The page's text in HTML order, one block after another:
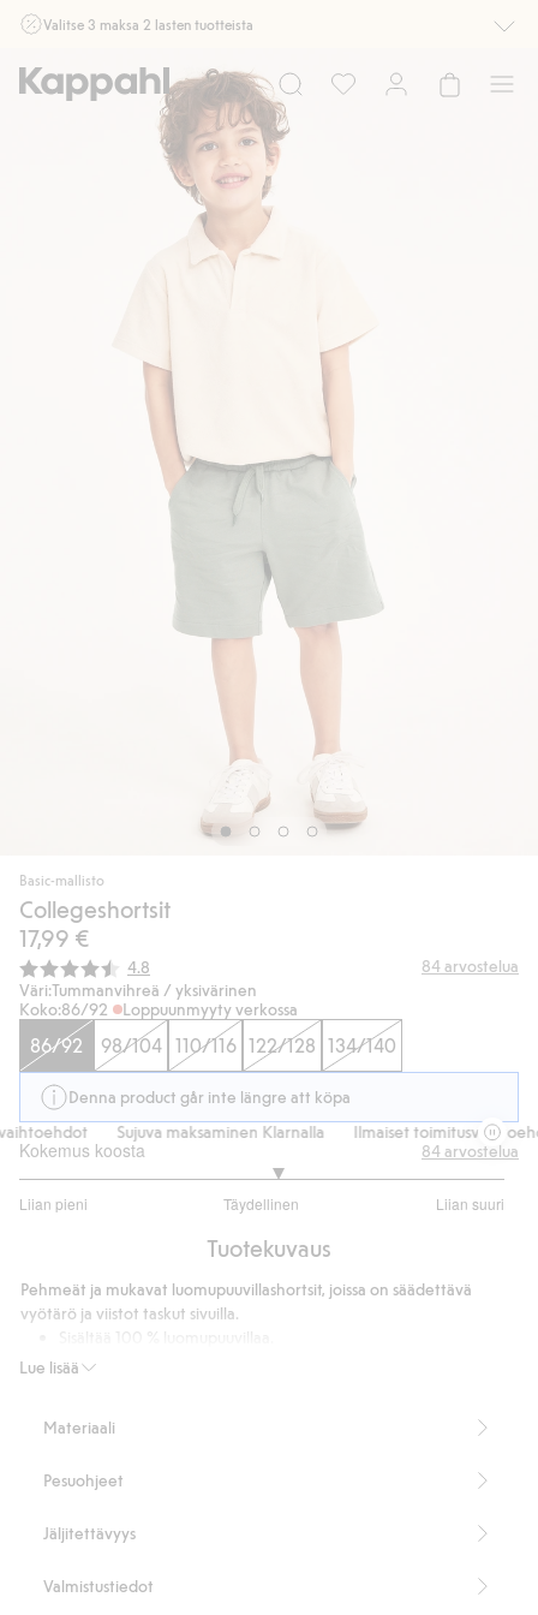
Valitse 3 maksa 2 lasten tuotteista
myymälässä ja verkossa. Ei voi yhdistää muihin alennuksiin tai tarjouksiin.
Osta nyt
Basic-mallisto
Collegeshortsit
17,99 €
Keskimääräinen luokitus:
4.8 84arvostelua
Väri:Tummanvihreä / yksivärinen
Koko:86/92 Loppuunmyyty verkossa
86/92 98/104 110/116 122/128 134/140
Denna product går inte längre att köpa
Sujuva maksaminen Klarnalla Ilmaiset
Kokemus koosta
Liian pieni Täydellinen Liian suuri
/
ääneen
84arvostelua
Tuotekuvaus
Lue lisää
Pehmeät ja mukavat luomupuuvillashortsit, joissa on säädettävä
vyötärö ja viistot taskut sivuilla.
Tuotenumero
Materiaali
Pesuohjeet
Jäljitettävyys
Valmistustiedot